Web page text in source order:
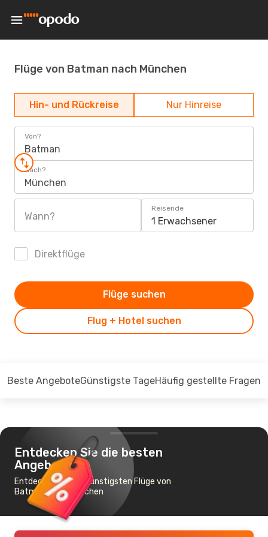
Flüge von Batman nach München
Hin- und Rückreise Nur Hinreise
Von?
Batman
Nach?
München
Wann?
Reisende
1 Erwachsener
Direktflüge
Flug + Hotel suchen
Flüge suchen
Beste AngeboteGünstigste TageHäufig gestellte Fragen
Entdecken Sie die besten
Angebote
Entdecken Sie die günstigsten Flüge von
Batman nach München